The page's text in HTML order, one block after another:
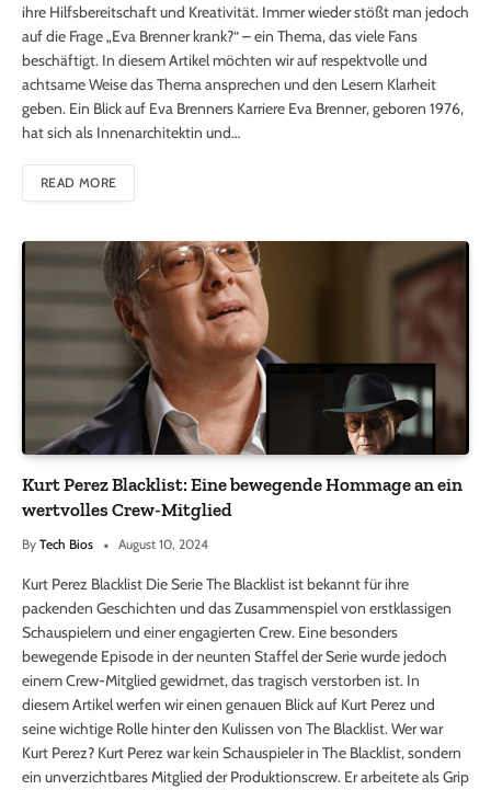
ihre Hilfsbereitschaft und Kreativität. Immer wieder stößt man jedoch
auf die Frage „Eva Brenner krank?“ – ein Thema, das viele Fans
beschäftigt. In diesem Artikel möchten wir auf respektvolle und
achtsame Weise das Thema ansprechen und den Lesern Klarheit
geben. Ein Blick auf Eva Brenners Karriere Eva Brenner, geboren 1976,
hat sich als Innenarchitektin und…
READ MORE
Kurt Perez Blacklist: Eine bewegende Hommage an ein
wertvolles Crew-Mitglied
By Tech Bios August 10, 2024
Kurt Perez Blacklist Die Serie The Blacklist ist bekannt für ihre
packenden Geschichten und das Zusammenspiel von erstklassigen
Schauspielern und einer engagierten Crew. Eine besonders
bewegende Episode in der neunten Staffel der Serie wurde jedoch
einem Crew-Mitglied gewidmet, das tragisch verstorben ist. In
diesem Artikel werfen wir einen genauen Blick auf Kurt Perez und
seine wichtige Rolle hinter den Kulissen von The Blacklist. Wer war
Kurt Perez? Kurt Perez war kein Schauspieler in The Blacklist, sondern
ein unverzichtbares Mitglied der Produktionscrew. Er arbeitete als Grip